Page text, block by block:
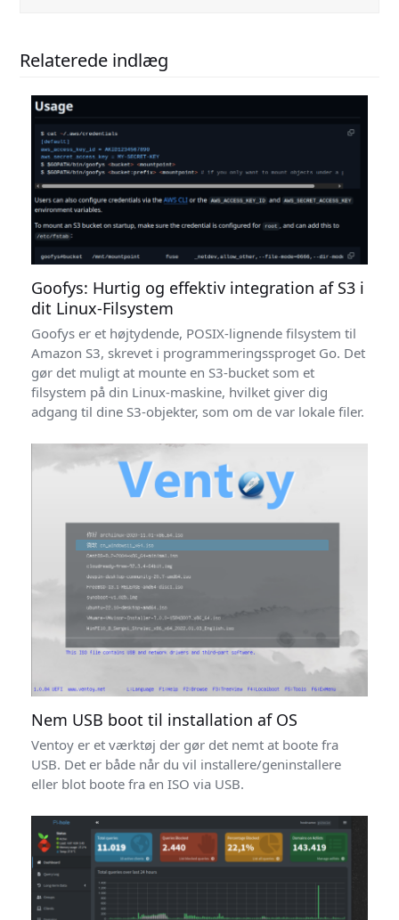
Relaterede indlæg
Goofys: Hurtig og effektiv integration af S3 i
dit Linux-Filsystem
Goofys er et højtydende, POSIX-lignende filsystem til
Amazon S3, skrevet i programmeringssproget Go. Det
gør det muligt at mounte en S3-bucket som et
filsystem på din Linux-maskine, hvilket giver dig
adgang til dine S3-objekter, som om de var lokale filer.
Nem USB boot til installation af OS
Ventoy er et værktøj der gør det nemt at boote fra
USB. Det er både når du vil installere/geninstallere
eller blot boote fra en ISO via USB.